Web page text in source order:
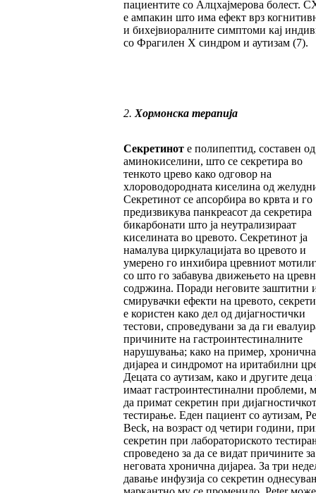
пациентите со Алцхајмерова болест.
е ампакин што има ефект врз
и бихејвиоралните симптоми кај
со Фрагилен X синдром и аутизам (7).
2. Хормонска терапија
Секретиноте полипептид, составен
аминокиселини, што се секретира во
тенкото црево како одговор на
хлороводородната киселина од
Секретинот се апсорбира во крвта и го
предизвикува панкреасот да секретира
бикарбонати што ја неутрализираат
киселината во цревото. Секретинот ја
намалува циркулацијата во цревото и
умерено го инхибира цревниот
со што го забавува движењето на
содржина. Поради неговите заштитни
смирувачки ефекти на цревото,
е користен како дел од дијагностички
тестови, спроведувани за да ги
причините на гастроинтестиналните
нарушувања; како на пример,
дијареа и синдромот на иритабилни
Децата со аутизам, како и другите
имаат гастроинтестинални проблеми,
да примат секретин при
тестирање. Еден пациент со аутизам,
Beck, на возраст од четири години,
секретин при лабораториското
спроведено за да се видат причините за
неговата хронична дијареа. За три
давање инфузија со секретин